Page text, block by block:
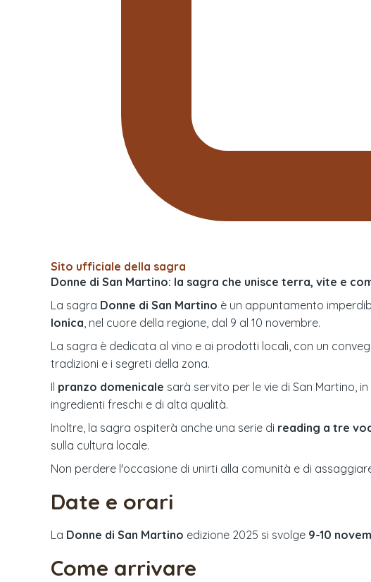
Sito ufficiale della sagra
Donne di San Martino: la sagra che unisce terra, vite e
La sagra Donne di San Martino è un appuntamento
Ionica , nel cuore della regione, dal 9 al 10 novembre.
La sagra è dedicata al vino e ai prodotti locali, con un
tradizioni e i segreti della zona.
Il pranzo domenicale sarà servito per le vie di San Martino,
ingredienti freschi e di alta qualità.
Inoltre, la sagra ospiterà anche una serie di reading a tre
sulla cultura locale.
Non perdere l'occasione di unirti alla comunità e di
Date e orari
La Donne di San Martino edizione 2025 si svolge 9-10
Come arrivare